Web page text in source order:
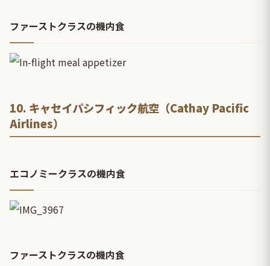
ファーストクラスの機内食
10. キャセイパシフィック航空（Cathay Pacific
Airlines）
エコノミークラスの機内食
ファーストクラスの機内食